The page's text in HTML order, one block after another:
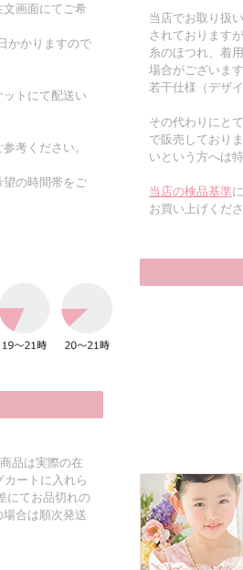
画面にてご希
かかりますので
トにて配送い
考ください。
の時間帯をご
品は実際の在
ートに入れら
にてお品切れの
合は順次発送
当店でお取り扱
されております
糸のほつれ、着
場合がございま
若干仕様（デザ
その代わりにと
で販売しており
いという方へは
当店の検品基準
お買い上げくだ